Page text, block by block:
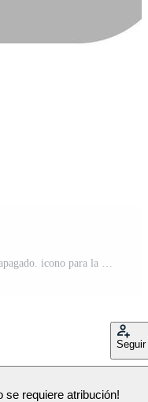
botones de interruptor de encendido y apagado. icono para la aplicación y la interfaz de usuario. interfaz de usuario. vector Vector Pro
Seguir
se requiere atribución!